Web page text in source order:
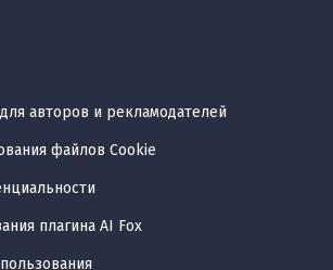
авторов и рекламодателей
файлов Cookie
плагина AI Fox